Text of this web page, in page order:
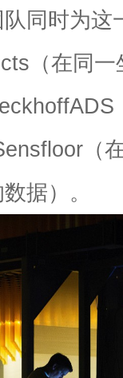
同时为这
（在同
（
据）。